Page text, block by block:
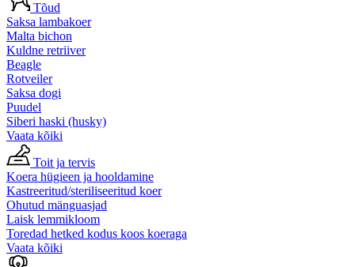
Tõud
Saksa lambakoer
Malta bichon
Kuldne retriiver
Beagle
Rotveiler
Saksa dogi
Puudel
Siberi haski (husky)
Vaata kõiki
Toit ja tervis
Koera hügieen ja hooldamine
Kastreeritud/steriliseeritud koer
Ohutud mänguasjad
Laisk lemmikloom
Toredad hetked kodus koos koeraga
Vaata kõiki